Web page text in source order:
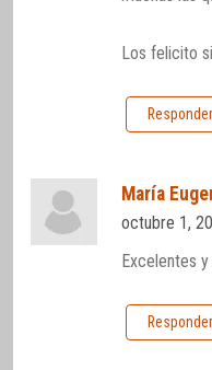
Los felicito
Responder
María
octubre 1,
Excelentes
Responder